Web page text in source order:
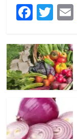
F
a
c
e
b
o
o
k
T
w
itt
er